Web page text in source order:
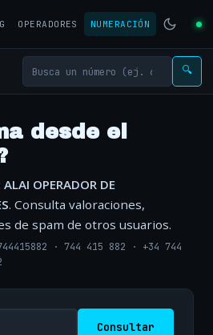
OPERADORES NUMERACIÓN
🔍
desde el
ALAI OPERADOR DE
. Consulta valoraciones,
de spam de otros usuarios.
· 744 415 882 · +34 744
Consultar